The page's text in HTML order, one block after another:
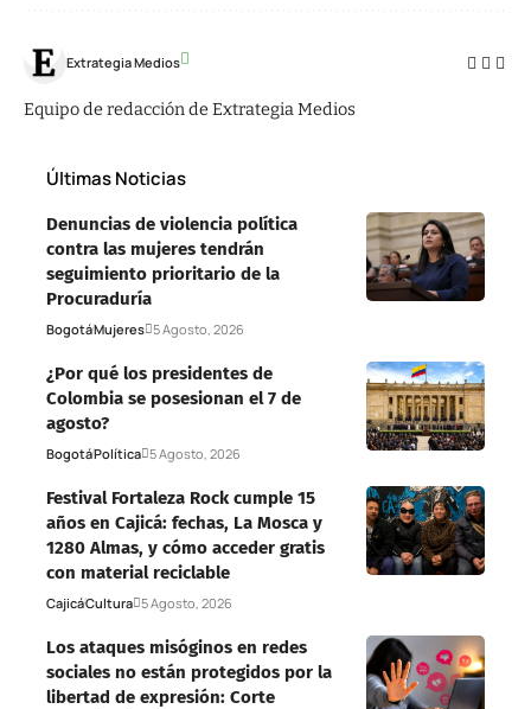
Extrategia Medios
Equipo de redacción de Extrategia Medios
Últimas Noticias
Denuncias de violencia política
contra las mujeres tendrán
seguimiento prioritario de la
Procuraduría
BogotáMujeres 5 Agosto, 2026
¿Por qué los presidentes de
Colombia se posesionan el 7 de
agosto?
BogotáPolítica 5 Agosto, 2026
Festival Fortaleza Rock cumple 15
años en Cajicá: fechas, La Mosca y
1280 Almas, y cómo acceder gratis
con material reciclable
CajicáCultura 5 Agosto, 2026
Los ataques misóginos en redes
sociales no están protegidos por la
libertad de expresión: Corte